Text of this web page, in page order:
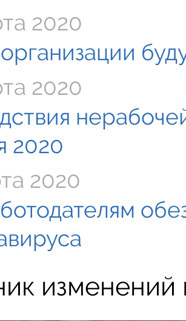
2020
2020
2020
2020
изменений